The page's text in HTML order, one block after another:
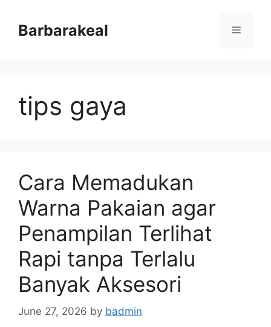
contentBarbarakeal Menu
tips gaya
Cara Memadukan
Warna Pakaian agar
Penampilan Terlihat
Rapi tanpa Terlalu
Banyak Aksesori
June 27, 2026 by badmin